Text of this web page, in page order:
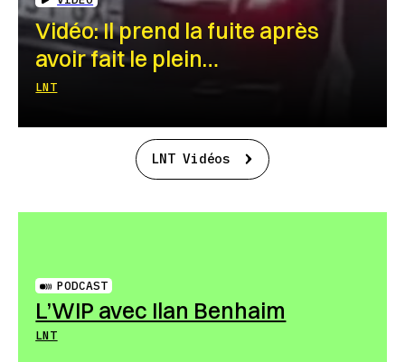
Vidéo: Il prend la fuite après
avoir fait le plein…
LNT
LNT Vidéos
PODCAST
L’WIP avec Ilan Benhaim
LNT